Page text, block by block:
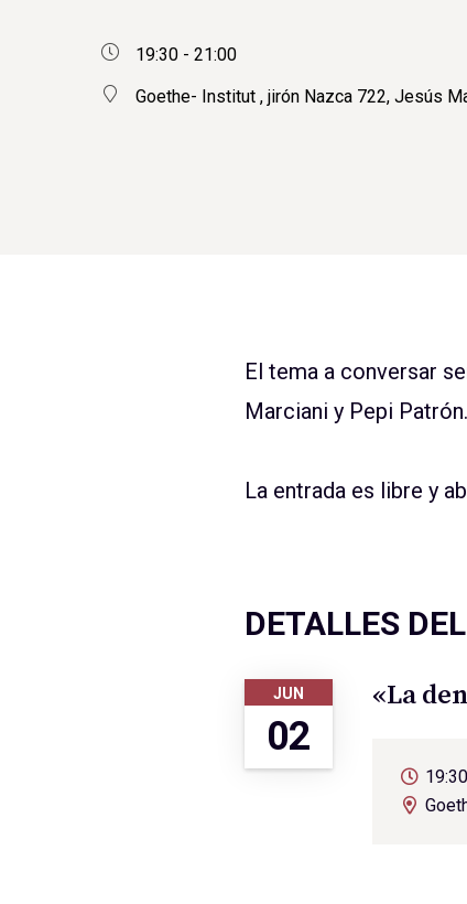
19:30 - 21:00
Goethe- Institut , jirón Nazca 722, Jesús
El tema a conversar
Marciani y Pepi Patrón.
La entrada es libre y
DETALLES
JUN
02
«La